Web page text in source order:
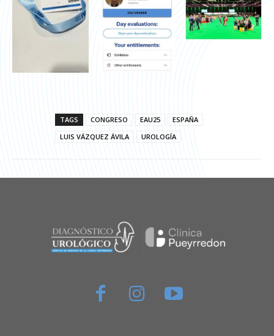
TAGS CONGRESO EAU25
ESPAÑA
LUIS VÁZQUEZ ÁVILA
UROLOGÍA